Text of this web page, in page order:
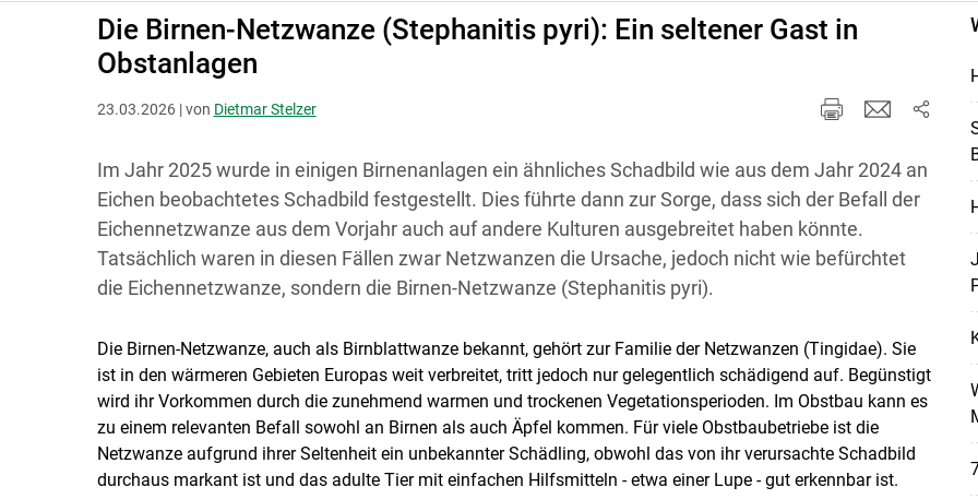
Die Birnen-Netzwanze (Stephanitis pyri): Ein seltener Gast in
Obstanlagen
23.03.2026 | von Dietmar Stelzer
Im Jahr 2025 wurde in einigen Birnenanlagen ein ähnliches Schadbild wie aus dem Jahr 2024 an
Eichen beobachtetes Schadbild festgestellt. Dies führte dann zur Sorge, dass sich der Befall der
Eichennetzwanze aus dem Vorjahr auch auf andere Kulturen ausgebreitet haben könnte.
Tatsächlich waren in diesen Fällen zwar Netzwanzen die Ursache, jedoch nicht wie befürchtet
die Eichennetzwanze, sondern die Birnen-Netzwanze (Stephanitis pyri).
Die Birnen-Netzwanze, auch als Birnblattwanze bekannt, gehört zur Familie der Netzwanzen (Tingidae). Sie
ist in den wärmeren Gebieten Europas weit verbreitet, tritt jedoch nur gelegentlich schädigend auf. Begünstigt
wird ihr Vorkommen durch die zunehmend warmen und trockenen Vegetationsperioden. Im Obstbau kann es
zu einem relevanten Befall sowohl an Birnen als auch Äpfel kommen. Für viele Obstbaubetriebe ist die
Netzwanze aufgrund ihrer Seltenheit ein unbekannter Schädling, obwohl das von ihr verursachte Schadbild
durchaus markant ist und das adulte Tier mit einfachen Hilfsmitteln - etwa einer Lupe - gut erkennbar ist.